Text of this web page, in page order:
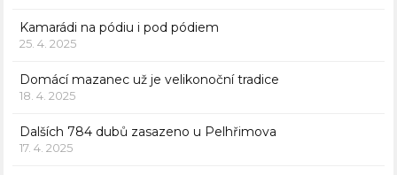
Kamarádi na pódiu i pod pódiem
25. 4. 2025
Domácí mazanec už je velikonoční tradice
18. 4. 2025
Dalších 784 dubů zasazeno u Pelhřimova
17. 4. 2025